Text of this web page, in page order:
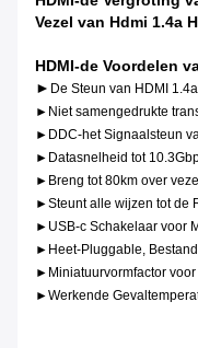
Vezel van Hdmi 1.4a
HDMI-de Voordelen
► De Steun van HDMI
►Niet samengedrukte
►DDC-het Signaalsteun
►Datasnelheid tot
►Breng tot 80km over
►Steunt alle wijzen tot de
►USB-c Schakelaar voor
►Heet-Pluggable, Bestand
►Miniatuurvormfactor
►Werkende